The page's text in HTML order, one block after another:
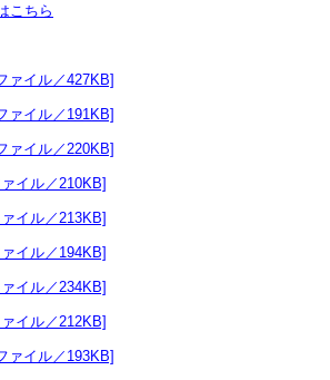
こちら
ァイル／427KB]
ァイル／191KB]
ァイル／220KB]
イル／210KB]
イル／213KB]
イル／194KB]
イル／234KB]
イル／212KB]
ァイル／193KB]